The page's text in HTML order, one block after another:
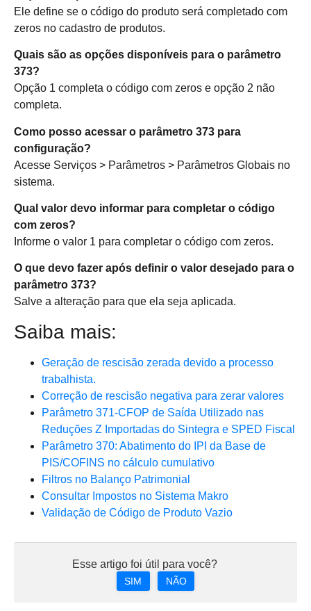
Ele define se o código do produto será completado com
zeros no cadastro de produtos.
Quais são as opções disponíveis para o parâmetro
373?
Opção 1 completa o código com zeros e opção 2 não
completa.
Como posso acessar o parâmetro 373 para
configuração?
Acesse Serviços > Parâmetros > Parâmetros Globais no
sistema.
Qual valor devo informar para completar o código
com zeros?
Informe o valor 1 para completar o código com zeros.
O que devo fazer após definir o valor desejado para o
parâmetro 373?
Salve a alteração para que ela seja aplicada.
Saiba mais:
Geração de rescisão zerada devido a processo
trabalhista.
Correção de rescisão negativa para zerar valores
Parâmetro 371-CFOP de Saída Utilizado nas
Reduções Z Importadas do Sintegra e SPED Fiscal
Parâmetro 370: Abatimento do IPI da Base de
PIS/COFINS no cálculo cumulativo
Filtros no Balanço Patrimonial
Consultar Impostos no Sistema Makro
Validação de Código de Produto Vazio
Esse artigo foi útil para você?
SIM NÃO